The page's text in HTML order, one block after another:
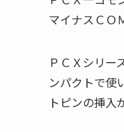
マイナスＣＯ
ＰＣＸシリー
ンパクトで使
トピンの挿入